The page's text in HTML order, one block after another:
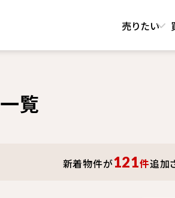
売りたい
覧
新着物件が121件追加